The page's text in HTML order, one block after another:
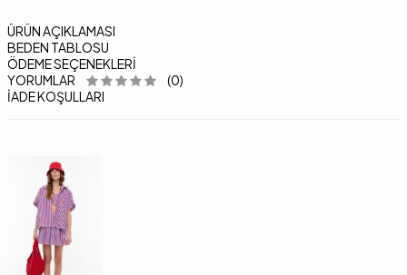
ÜRÜN AÇIKLAMASI
BEDEN TABLOSU
ÖDEME SEÇENEKLERI
YORUMLAR
(0)
İADE KOŞULLARI